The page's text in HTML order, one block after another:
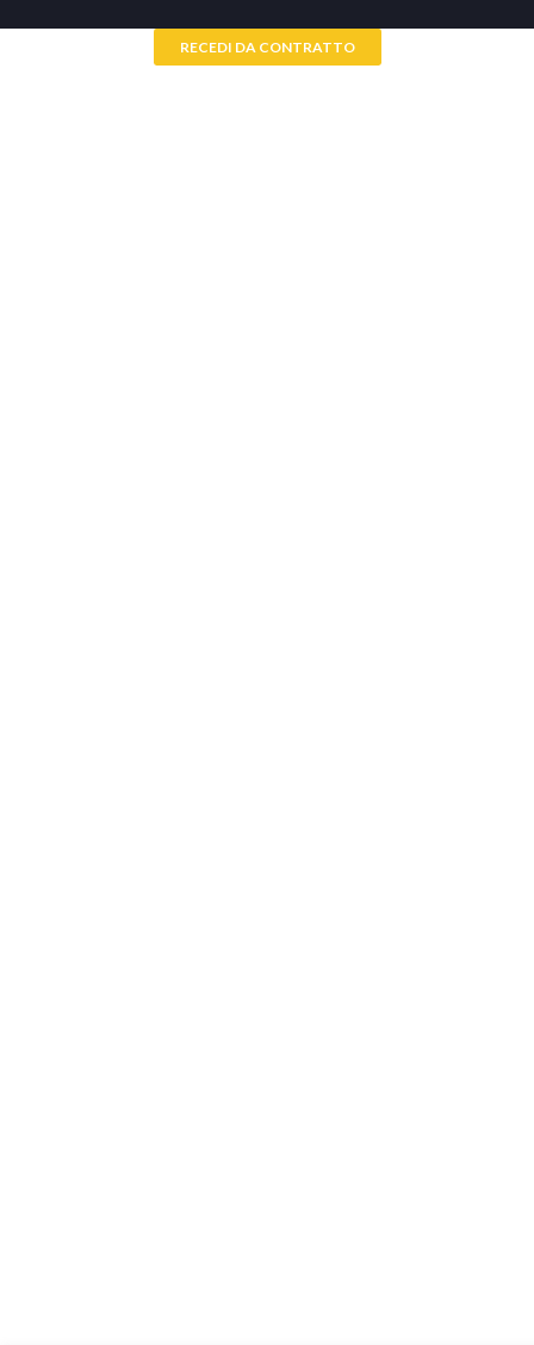
RECEDI DA CONTRATTO